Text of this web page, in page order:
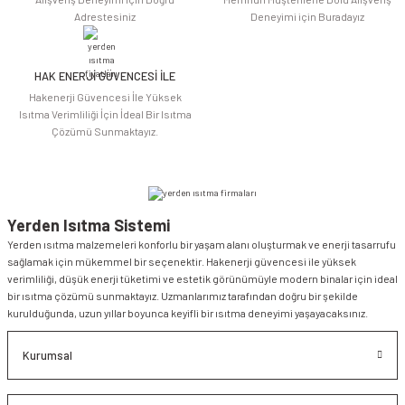
Adrestesiniz
Deneyimi için Buradayız
HAK ENERJİ GÜVENCESİ İLE
Hakenerji Güvencesi İle Yüksek
Isıtma Verimliliği İçin İdeal Bir Isıtma
Çözümü Sunmaktayız.
Yerden Isıtma Sistemi
Yerden ısıtma malzemeleri konforlu bir yaşam alanı oluşturmak ve enerji tasarrufu
sağlamak için mükemmel bir seçenektir. Hakenerji güvencesi ile yüksek
verimliliği, düşük enerji tüketimi ve estetik görünümüyle modern binalar için ideal
bir ısıtma çözümü sunmaktayız. Uzmanlarımız tarafından doğru bir şekilde
kurulduğunda, uzun yıllar boyunca keyifli bir ısıtma deneyimi yaşayacaksınız.
Kurumsal